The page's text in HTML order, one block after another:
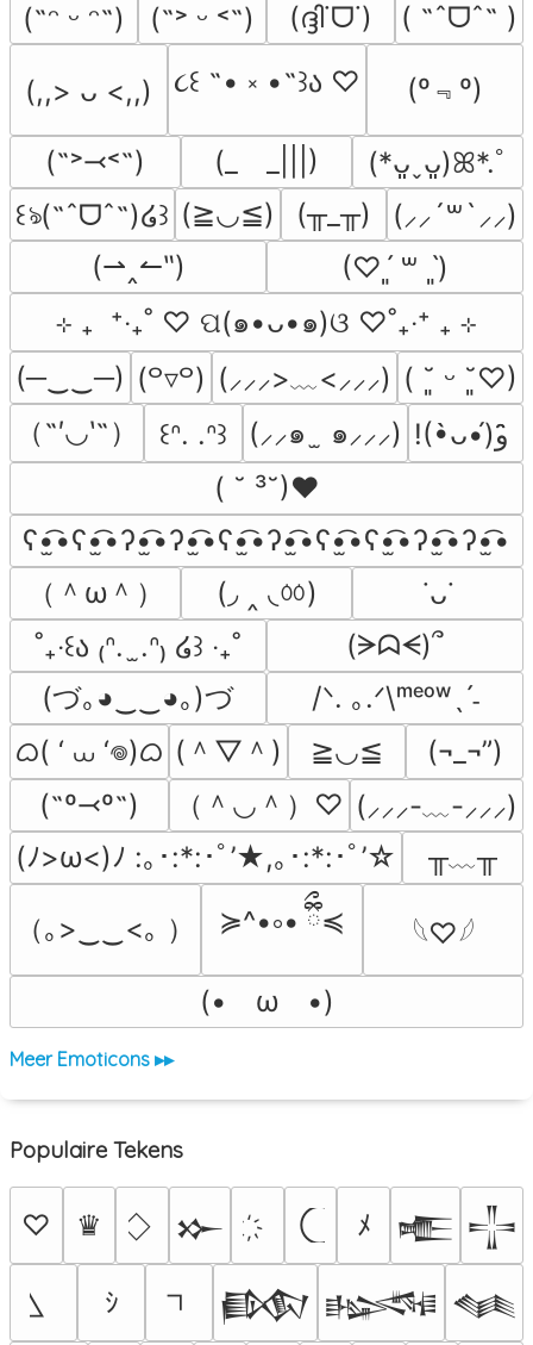
(˶ᵔ ᵕ ᵔ˶) (˶˃ ᵕ ˂˶) (ദ്ദി˙ᗜ˙) ( ˶ˆᗜˆ˵ )
(,,> ᴗ <,,) ૮꒰ ˶• ༝ •˶꒱ა ♡ (º﹃º)
(˶˃⤙˂˶) (_　_|||)
(*ᴗ͈ˬᴗ͈)ꕤ*.ﾟ
꒰ঌ(˶ˆᗜˆ˵)໒꒱ (≧◡≦) (╥_╥)
(⸝⸝´꒳`⸝⸝)
(⇀‸↼‶)
(♡ˊ͈ ꒳ ˋ͈)
⊹ ₊  ⁺‧₊˚ ♡ ପ(๑•ᴗ•๑)ଓ ♡˚₊‧⁺ ₊ ⊹
(─‿‿─) (꒪▿꒪) (⸝⸝⸝>﹏<⸝⸝⸝) ( ˘͈ ᵕ ˘͈♡)
（˶′◡‵˶）
꒰ᐢ. .ᐢ꒱ (⸝⸝๑  ̫ ๑⸝⸝⸝)
( ˘ ³˘)♥
ʕ•̫͡•ʕ•̫͡•ʔ•̫͡•ʔ•̫͡•ʕ•̫͡•ʔ•̫͡•ʕ•̫͡•ʕ•̫͡•ʔ•̫͡•ʔ•̫͡•
（＾ω＾）
(◞ ‸ ◟ㆀ)
˙ᴗ˙
˚₊‧꒰ა ₍ᐢ.  ̫.ᐢ₎ ໒꒱ ‧₊˚
(ᗒᗣᗕ)՞
(づ｡◕‿‿◕｡)づ
/ᐠ. ｡.ᐟ\ᵐᵉᵒʷˎˊ˗
ᜊ( ‘ ⩊ ‘𖦹)ᜊ (＾▽＾) ≧◡≦
(¬_¬”)
(˶º⤙º˶)
（＾◡＾）♡ (⸝⸝⸝-﹏-⸝⸝⸝)
(ﾉ>ω<)ﾉ :｡･:*:･ﾟ’★,｡･:*:･ﾟ’☆
╥﹏╥
（｡>‿‿<｡ ） ≽^•༚• ྀིྀ≼
𓆩♡𓆪
(•　ω　•)
Meer Emoticons ▸▸
Populaire Tekens
♡ ♛ 𒁍 ﾒ 𒍫 𒋲
ｼ 𒁃 𒈙 𒈝